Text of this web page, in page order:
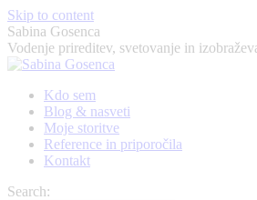
Skip to content
Sabina Gosenca
Vodenje prireditev, svetovanje in
Kdo sem
Blog & nasveti
Moje storitve
Reference in priporočila
Kontakt
Search: